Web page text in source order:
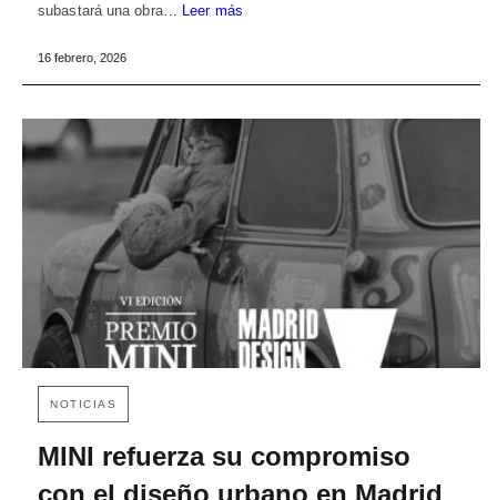
subastará una obra… Leer más
16 febrero, 2026
NOTICIAS
MINI refuerza su compromiso
con el diseño urbano en Madrid